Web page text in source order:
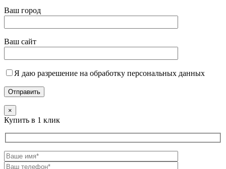
Ваш город
Ваш сайт
Я даю разрешение на обработку персональных данных
×
Купить в 1 клик